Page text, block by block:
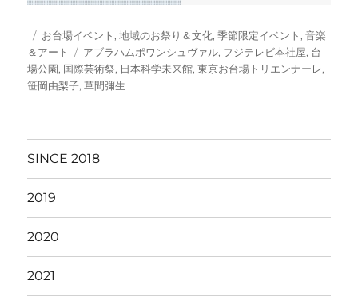
投
稿
日:
カ
テ
ゴ
リ
お台場イベント ,地域のお祭り＆文化,季節限定イベント ,音楽
＆アート
タ
グ
アブラハムポワンシュヴァル, フジテレビ本社屋, 台
場公園, 国際芸術祭, 日本科学未来館,東京お台場トリエンナーレ,
笹岡由梨子,草間彌生
SINCE 2018
2019
2020
2021